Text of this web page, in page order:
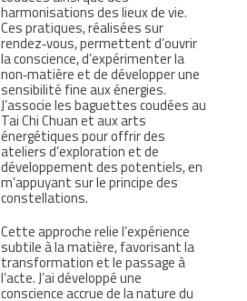
harmonisations des lieux de vie.
Ces pratiques, réalisées sur
rendez‑vous, permettent d’ouvrir
la conscience, d’expérimenter la
non‑matière et de développer une
sensibilité fine aux énergies.
J’associe les baguettes coudées au
Tai Chi Chuan et aux arts
énergétiques pour offrir des
ateliers d’exploration et de
développement des potentiels, en
m’appuyant sur le principe des
constellations.
Cette approche relie l’expérience
subtile à la matière, favorisant la
transformation et le passage à
l’acte. J’ai développé une
conscience accrue de la nature du